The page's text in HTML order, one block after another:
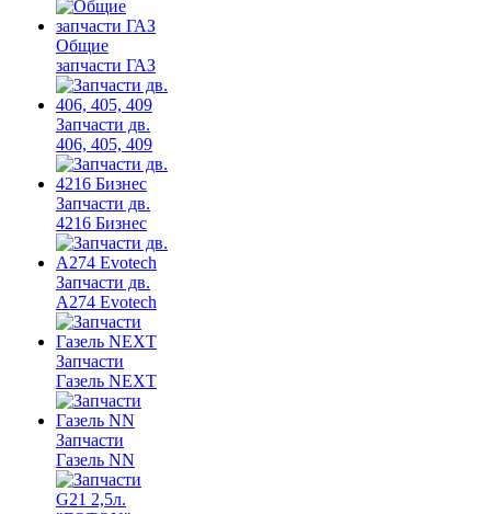
Общие
запчасти ГАЗ
Запчасти дв.
406, 405, 409
Запчасти дв.
4216 Бизнес
Запчасти дв.
A274 Evotech
Запчасти
Газель NEXT
Запчасти
Газель NN